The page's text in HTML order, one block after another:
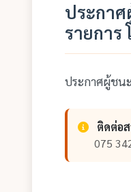
ประกา
รายการ
ประกาศผู้ชน
ติดต่อ
075